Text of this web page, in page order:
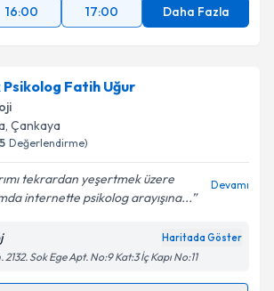
16:00 17:00 Daha Fazla
Psikolog Fatih Uğur
, Çankaya
Değerlendirme)
tekrardan yeşertmek üzere
internette psikolog arayışına...
Devamı
Haritada Göster
Sok Ege Apt. No:9 Kat:3 İç Kapı No:11